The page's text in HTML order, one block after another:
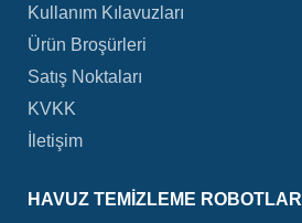
Kullanım Kılavuzları
Ürün Broşürleri
Satış Noktaları
KVKK
İletişim
HAVUZ TEMIZLEME ROBOTLARI